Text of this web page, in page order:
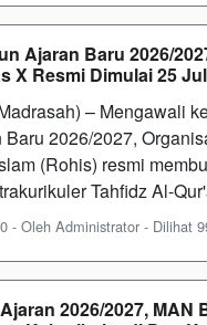
Ajaran Baru 2026/
X Resmi Dimulai 25
– Mengawali
Baru 2026/2027,
(Rohis) resmi
Tahfidz Al-
- Oleh Administrator - Dilihat
2026/2027, MAN